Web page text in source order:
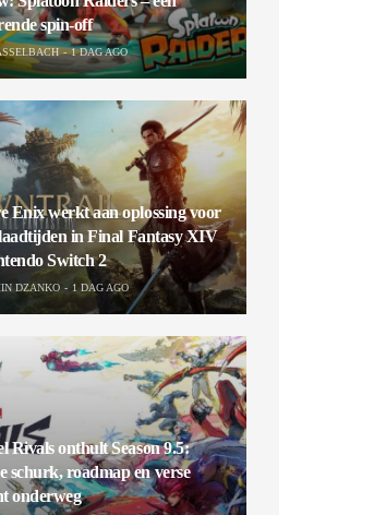
spin-off
1 DAG AGO
Enix werkt aan oplossing voor
in Final Fantasy XIV
Switch 2
DZANKO 1 DAG AGO
Rivals onthult Season 9.5:
schurk, roadmap en verse
onderweg